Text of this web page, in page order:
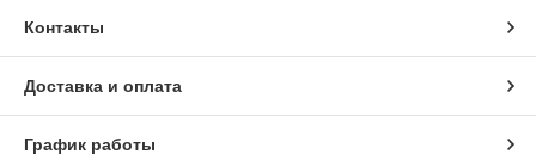
Контакты
Доставка и оплата
График работы